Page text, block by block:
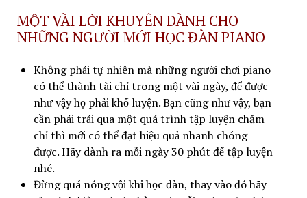
MỘT VÀI LỜI KHUYÊN DÀNH CHO
NHỮNG NGƯỜI MỚI HỌC ĐÀN PIANO
Không phải tự nhiên mà những người chơi piano
có thể thành tài chỉ trong một vài ngày, để được
như vậy họ phải khổ luyện. Bạn cũng như vậy, bạn
cần phải trải qua một quá trình tập luyện chăm
chỉ thì mới có thể đạt hiệu quả nhanh chóng
được. Hãy dành ra mỗi ngày 30 phút để tập luyện
nhé.
Đừng quá nóng vội khi học đàn, thay vào đó hãy